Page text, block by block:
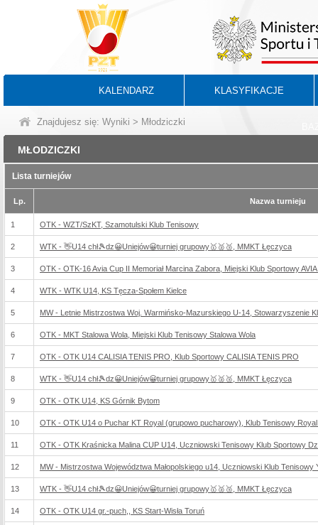
KALENDARZ KLASYFIKACJE
Znajdujesz się: Wyniki > Młodziczki
MŁODZICZKI
Lista turniejów
Lp. Nazwa turnieju
1 OTK - WZT/SzKT, Szamotulski Klub Tenisowy
2 WTK - 👋U14 chł🎾dz😀Uniejów😀turniej grupowy🥇🥈🥉, MMKT Łęczyca
3 OTK - OTK-16 Avia Cup II Memoriał Marcina Zabora, Miejski Klub Sportowy
4 WTK - WTK U14, KS Tęcza-Społem Kielce
5 MW - Letnie Mistrzostwa Woj. Warmińsko-Mazurskiego U-14, Stowarzyszenie
6 OTK - MKT Stalowa Wola, Miejski Klub Tenisowy Stalowa Wola
7 OTK - OTK U14 CALISIA TENIS PRO, Klub Sportowy CALISIA TENIS PRO
8 WTK - 👋U14 chł🎾dz😀Uniejów😀turniej grupowy🥇🥈🥉, MMKT Łęczyca
9 OTK - OTK U14, KS Górnik Bytom
10 OTK - OTK U14 o Puchar KT Royal (grupowo pucharowy), Klub Tenisowy
11 OTK - OTK Kraśnicka Malina CUP U14, Uczniowski Tenisowy Klub Sportowy
12 MW - Mistrzostwa Województwa Małopolskiego u14, Uczniowski Klub Tenisowy
13 WTK - 👋U14 chł🎾dz😀Uniejów😀turniej grupowy🥇🥈🥉, MMKT Łęczyca
14 OTK - OTK U14 gr.-puch,, KS Start-Wisła Toruń